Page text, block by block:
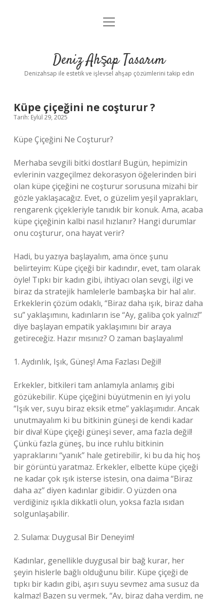
Anasayfa
Yasal Uyarı
menüyü
Deniz Ahşap Tasarım
Denizahsap ile estetik ve işlevsel ahşap çözümlerini takip edin
Küpe çiçeğini ne coşturur ?
Tarih: Eylül 29, 2025
Küpe Çiçeğini Ne Coşturur?
Merhaba sevgili bitki dostları! Bugün, hepimizin
evlerinin vazgeçilmez dekorasyon öğelerinden biri
olan küpe çiçeğini ne coşturur sorusuna mizahi bir
gözle yaklaşacağız. Evet, o güzelim yeşil yaprakları,
rengarenk çiçekleriyle tanıdık bir konuk. Ama, acaba
küpe çiçeğinin kalbi nasıl hızlanır? Hangi durumlar
onu coşturur, ona hayat verir?
Hadi, bu yazıya başlayalım, ama önce şunu
belirteyim: Küpe çiçeği bir kadındır, evet, tam olarak
öyle! Tıpkı bir kadın gibi, ihtiyacı olan sevgi, ilgi ve
biraz da stratejik hamlelerle bambaşka bir hal alır.
Erkeklerin çözüm odaklı, “Biraz daha ışık, biraz daha
su” yaklaşımını, kadınların ise “Ay, galiba çok yalnız!”
diye başlayan empatik yaklaşımını bir araya
getireceğiz. Hazır mısınız? O zaman başlayalım!
1. Aydınlık, Işık, Güneş! Ama Fazlası Değil!
Erkekler, bitkileri tam anlamıyla anlamış gibi
gözükebilir. Küpe çiçeğini büyütmenin en iyi yolu
“Işık ver, suyu biraz eksik etme” yaklaşımıdır. Ancak
unutmayalım ki bu bitkinin güneşi de kendi kadar
bir diva! Küpe çiçeği güneşi sever, ama fazla değil!
Çünkü fazla güneş, bu ince ruhlu bitkinin
yapraklarını “yanık” hale getirebilir, ki bu da hiç hoş
bir görüntü yaratmaz. Erkekler, elbette küpe çiçeği
ne kadar çok ışık isterse istesin, ona daima “Biraz
daha az” diyen kadınlar gibidir. O yüzden ona
verdiğiniz ışıkla dikkatli olun, yoksa fazla ısıdan
solgunlaşabilir.
2. Sulama: Duygusal Bir Deneyim!
Kadınlar, genellikle duygusal bir bağ kurar, her
şeyin hislerle bağlı olduğunu bilir. Küpe çiçeği de
tıpkı bir kadın gibi, aşırı suyu sevmez ama susuz da
kalmaz! Bazen su vermek, “Ay, biraz daha verdim, ne